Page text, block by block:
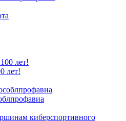
лет!